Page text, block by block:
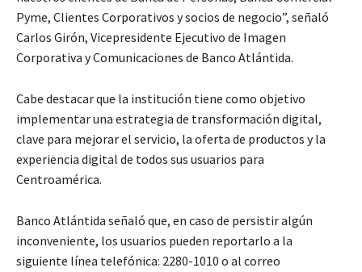
Pyme, Clientes Corporativos y socios de negocio”, señaló
Carlos Girón, Vicepresidente Ejecutivo de Imagen
Corporativa y Comunicaciones de Banco Atlántida.
Cabe destacar que la institución tiene como objetivo
implementar una estrategia de transformación digital,
clave para mejorar el servicio, la oferta de productos y la
experiencia digital de todos sus usuarios para
Centroamérica.
Banco Atlántida señaló que, en caso de persistir algún
inconveniente, los usuarios pueden reportarlo a la
siguiente línea telefónica: 2280-1010 o al correo